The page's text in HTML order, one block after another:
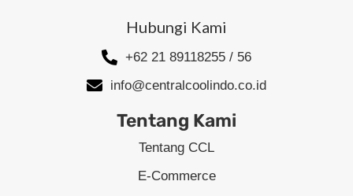
Hubungi Kami
+62 21 89118255 / 56
info@centralcoolindo.co.id
Tentang Kami
Tentang CCL
E-Commerce